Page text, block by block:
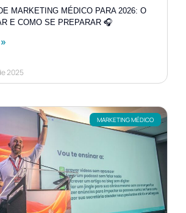
MARKETING MÉDICO PARA 2026: O
E COMO SE PREPARAR 🎧
2025
MARKETING MÉDICO